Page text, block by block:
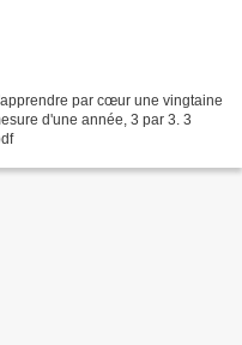
par cœur une vingtaine
d'une année, 3 par 3. 3